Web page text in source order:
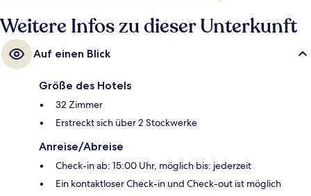
Weitere Infos zu dieser Unterkunft
Auf einen Blick
Größe des Hotels
32 Zimmer
Erstreckt sich über 2 Stockwerke
Anreise/Abreise
Check-in ab: 15:00 Uhr, möglich bis: jederzeit
Ein kontaktloser Check-in und Check-out ist möglich